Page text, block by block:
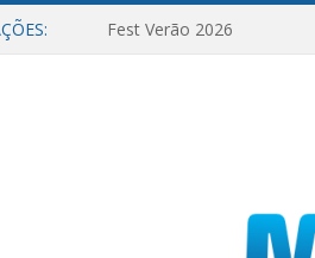
Fest Verão 2026